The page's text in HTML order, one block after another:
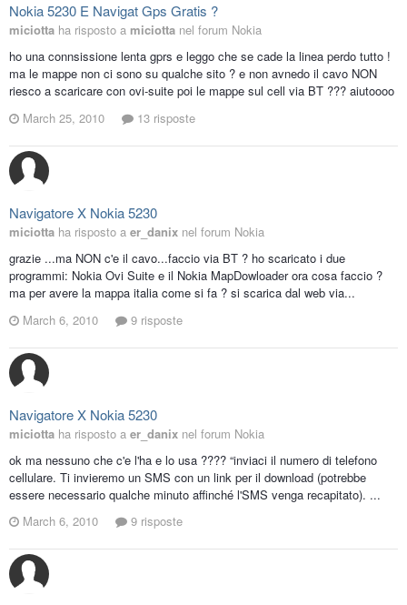
Nokia 5230 E Navigat Gps Gratis ?
miciotta ha risposto a miciotta nel forum Nokia
ho una connsissione lenta gprs e leggo che se cade la linea perdo tutto !
ma le mappe non ci sono su qualche sito ? e non avnedo il cavo NON
riesco a scaricare con ovi-suite poi le mappe sul cell via BT ??? aiutoooo
March 25, 2010
13 risposte
Navigatore X Nokia 5230
miciotta ha risposto a er_danix nel forum Nokia
grazie ...ma NON c'e il cavo...faccio via BT ? ho scaricato i due
programmi: Nokia Ovi Suite e il Nokia MapDowloader ora cosa faccio ?
ma per avere la mappa italia come si fa ? si scarica dal web via...
March 6, 2010
9 risposte
Navigatore X Nokia 5230
miciotta ha risposto a er_danix nel forum Nokia
ok ma nessuno che c'e l'ha e lo usa ???? “inviaci il numero di telefono
cellulare. Ti invieremo un SMS con un link per il download (potrebbe
essere necessario qualche minuto affinché l'SMS venga recapitato). ...
March 6, 2010
9 risposte